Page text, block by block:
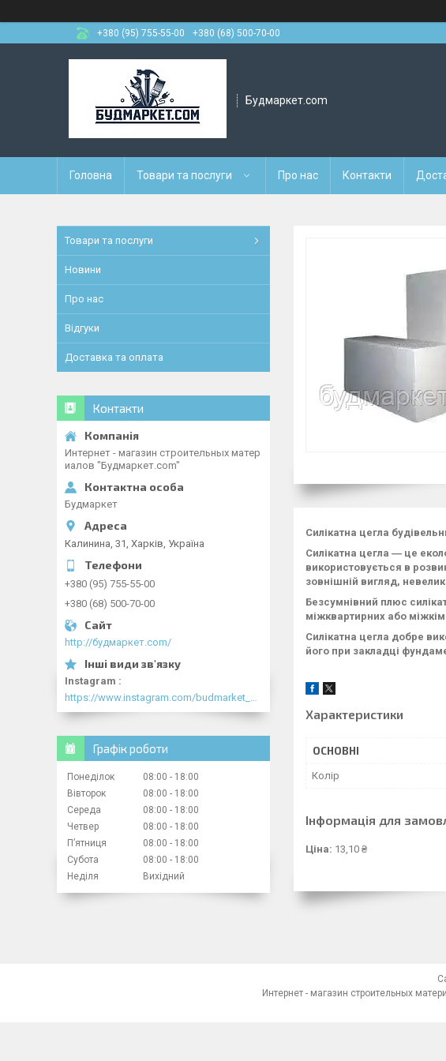
+380 (95) 755-55-00
+380 (68) 500-70-00
Будмаркет.com
Головна Товари та послуги Про нас Контакти
Силікатна цегла
Силікатна цегла ― це
використовується в
зовнішній вигляд,
Безсумнівний плюс
міжквартирних або
Силікатна цегла добре
його при закладці
Характеристики
ОСНОВНІ
Колір
Інформація для
Ціна: 13,10 ₴
Товари та послуги
Новини
Про нас
Відгуки
Доставка та оплата
Контакти
Интернет - магазин строительных матер
иалов "Будмаркет.com"
Будмаркет
Калинина, 31, Харків, Україна
+380 (95) 755-55-00
+380 (68) 500-70-00
http://будмаркет.com/
Instagram
Графік роботи
Понеділок 08:00
18:00
Вівторок
08:00
18:00
Середа
08:00
18:00
Четвер
08:00
18:00
Пʼятниця
08:00
18:00
Субота
08:00
18:00
Неділя
Вихідний